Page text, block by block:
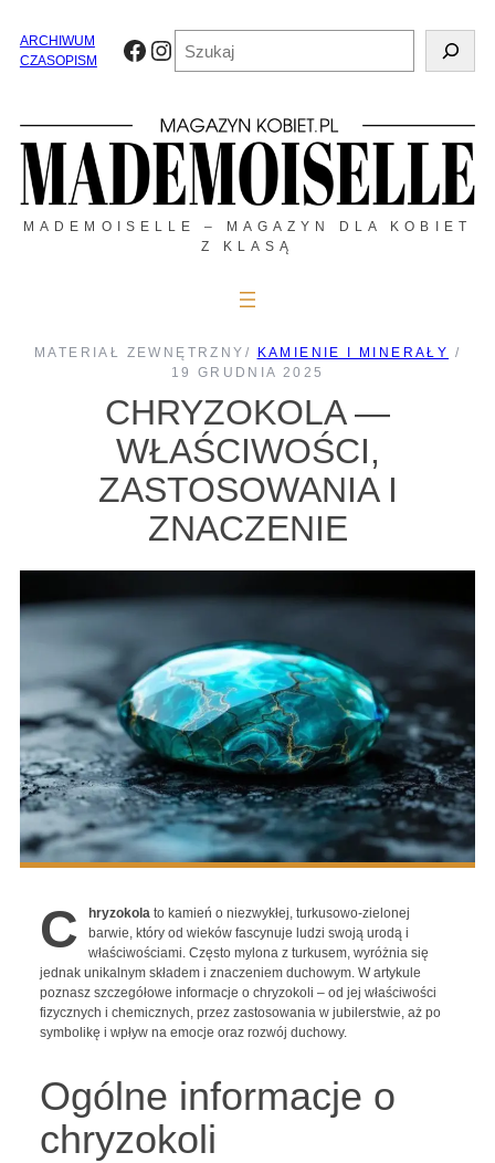
treściARCHIWUM
CZASOPISM
Facebook
Instagram
MADEMOISELLE – MAGAZYN DLA KOBIET
Z KLASĄ
MATERIAŁ ZEWNĘTRZNY / KAMIENIE I MINERAŁY /
19 GRUDNIA 2025
CHRYZOKOLA —
WŁAŚCIWOŚCI,
ZASTOSOWANIA I
ZNACZENIE
C hryzokola to kamień o niezwykłej, turkusowo-zielonej
barwie, który od wieków fascynuje ludzi swoją urodą i
właściwościami. Często mylona z turkusem, wyróżnia się
jednak unikalnym składem i znaczeniem duchowym. W artykule
poznasz szczegółowe informacje o chryzokoli – od jej właściwości
fizycznych i chemicznych, przez zastosowania w jubilerstwie, aż po
symbolikę i wpływ na emocje oraz rozwój duchowy.
Ogólne informacje o
chryzokoli